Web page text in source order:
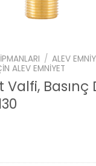
/ ALEV
ALEV EMNIYET
Valfi,